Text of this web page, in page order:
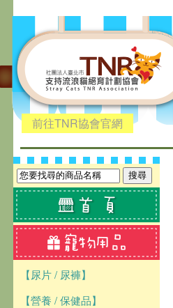
前往TNR協會官網
【尿片 / 尿褲】
【營養 / 保健品】